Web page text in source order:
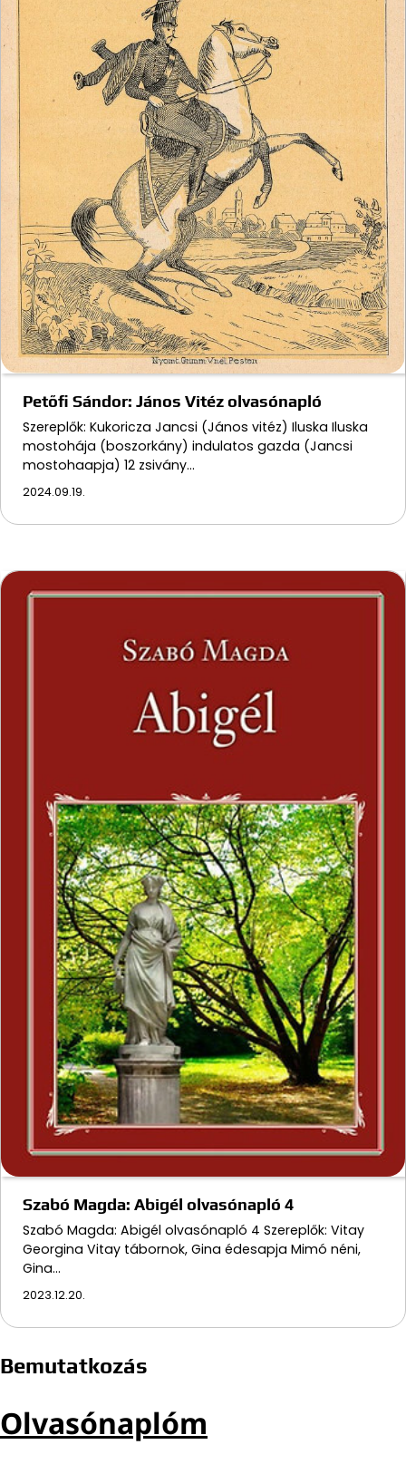
Petőfi Sándor: János Vitéz olvasónapló
Szereplők: Kukoricza Jancsi (János vitéz) Iluska Iluska
mostohája (boszorkány) indulatos gazda (Jancsi
mostohaapja) 12 zsivány…
2024.09.19.
Szabó Magda: Abigél olvasónapló 4
Szabó Magda: Abigél olvasónapló 4 Szereplők: Vitay
Georgina Vitay tábornok, Gina édesapja Mimó néni,
Gina…
2023.12.20.
Bemutatkozás
Olvasónaplóm